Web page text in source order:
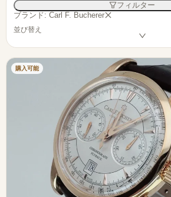
フィルター
ブランド: Carl F. Bucherer
並び替え
購入可能